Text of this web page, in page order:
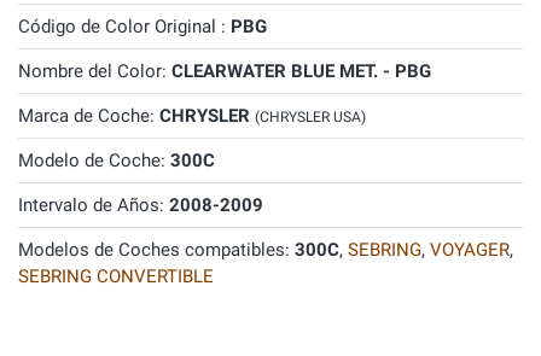
Código de Color Original : PBG
Nombre del Color: CLEARWATER BLUE MET. - PBG
Marca de Coche: CHRYSLER (CHRYSLER USA)
Modelo de Coche: 300C
Intervalo de Años: 2008-2009
Modelos de Coches compatibles: 300C, SEBRING, VOYAGER,
SEBRING CONVERTIBLE